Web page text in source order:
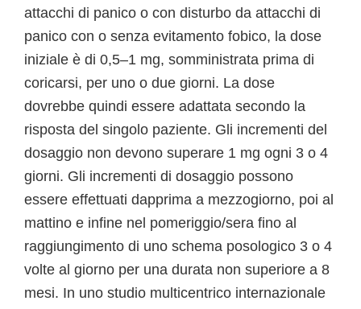
attacchi di panico o con disturbo da attacchi di
panico con o senza evitamento fobico, la dose
iniziale è di 0,5–1 mg, somministrata prima di
coricarsi, per uno o due giorni. La dose
dovrebbe quindi essere adattata secondo la
risposta del singolo paziente. Gli incrementi del
dosaggio non devono superare 1 mg ogni 3 o 4
giorni. Gli incrementi di dosaggio possono
essere effettuati dapprima a mezzogiorno, poi al
mattino e infine nel pomeriggio/sera fino al
raggiungimento di uno schema posologico 3 o 4
volte al giorno per una durata non superiore a 8
mesi. In uno studio multicentrico internazionale